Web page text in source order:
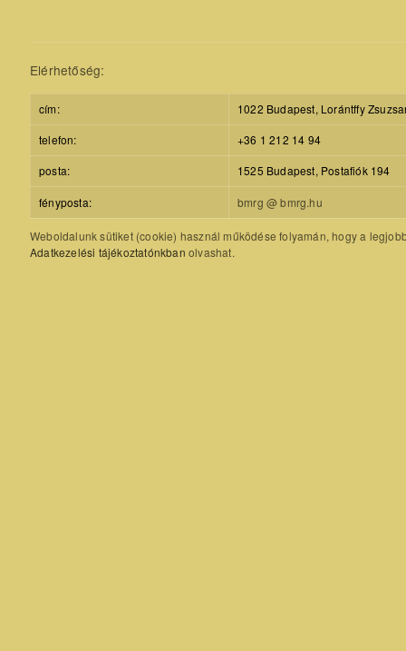
Elérhetőség:
cím:
1022 Budapest, Lorántffy
telefon:
+36 1 212 14 94
posta:
1525 Budapest, Postafiók 194
fényposta: bmrg @ bmrg.hu
Weboldalunk sütiket (cookie) használ működése folyamán, hogy a
Adatkezelési tájékoztatónkban olvashat.